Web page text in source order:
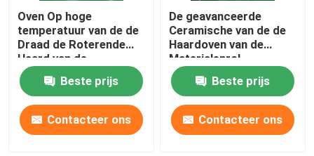
vacuümoven
de oven van de rolhaard
Oven Op hoge
temperatuur van de de
Draad de Roterende
Haard van de
douaneweerstand voor
de Materialen van de
Lithiumbatterij het
Sinteren
Beste prijs
Contacteer ons
De geavanceerde
Ceramische van de de
Haardoven van de
Materialenrol
Sinterende Oven Op
hoge temperatuur
Beste prijs
Contacteer ons